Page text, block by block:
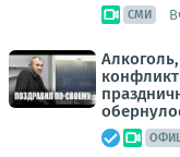
СМИ
конфликт